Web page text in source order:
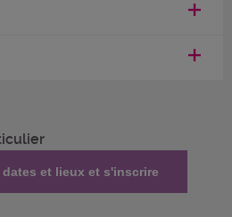
et lieux et s'inscrire